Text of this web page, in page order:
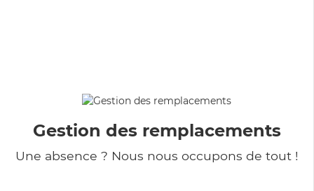
Gestion des remplacements
Une absence ? Nous nous occupons de tout !